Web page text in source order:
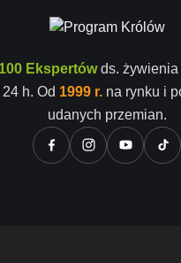
100 Ekspertówds. żywienia
h. Od 1999 r.na rynku i
udanych przemian.